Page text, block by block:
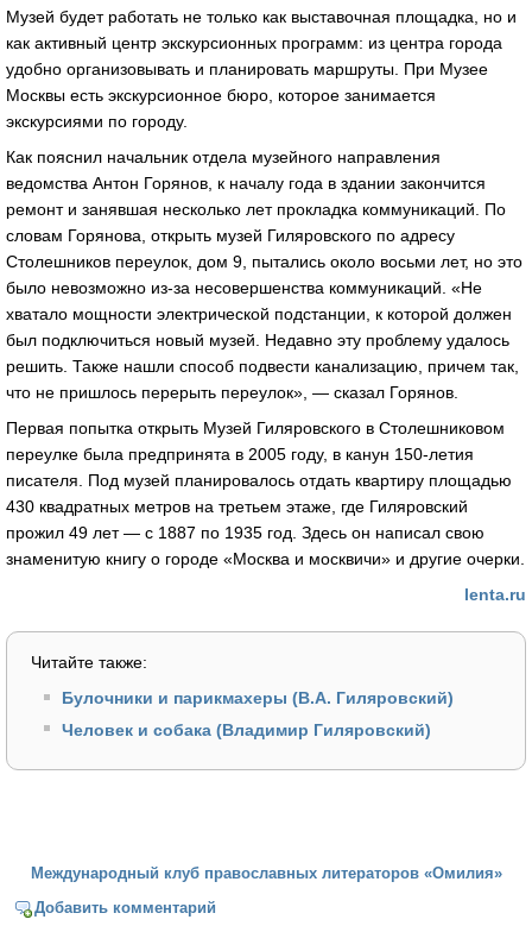
Музей будет работать не только как выставочная площадка, но и
как активный центр экскурсионных программ: из центра города
удобно организовывать и планировать маршруты. При Музее
Москвы есть экскурсионное бюро, которое занимается
экскурсиями по городу.
Как пояснил начальник отдела музейного направления
ведомства Антон Горянов, к началу года в здании закончится
ремонт и занявшая несколько лет прокладка коммуникаций. По
словам Горянова, открыть музей Гиляровского по адресу
Столешников переулок, дом 9, пытались около восьми лет, но это
было невозможно из-за несовершенства коммуникаций. «Не
хватало мощности электрической подстанции, к которой должен
был подключиться новый музей. Недавно эту проблему удалось
решить. Также нашли способ подвести канализацию, причем так,
что не пришлось перерыть переулок», ― сказал Горянов.
Первая попытка открыть Музей Гиляровского в Столешниковом
переулке была предпринята в 2005 году, в канун 150-летия
писателя. Под музей планировалось отдать квартиру площадью
430 квадратных метров на третьем этаже, где Гиляровский
прожил 49 лет ― с 1887 по 1935 год. Здесь он написал свою
знаменитую книгу о городе «Москва и москвичи» и другие очерки.
lenta.ru
Читайте также:
Булочники и парикмахеры (В.А. Гиляровский)
Человек и собака (Владимир Гиляровский)
Международный клуб православных литераторов «Омилия»
Добавить комментарий